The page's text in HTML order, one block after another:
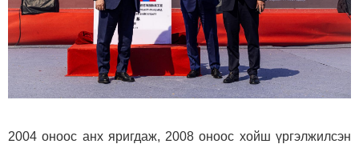
2004 оноос анх яригдаж, 2008 оноос хойш үргэлжилсэн